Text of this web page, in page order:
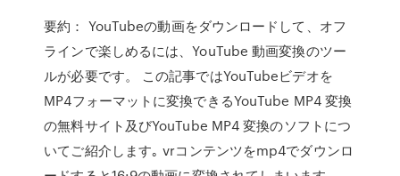
要約： YouTubeの動画をダウンロードして、オフ
ラインで楽しめるには、YouTube 動画変換のツー
ルが必要です。 この記事ではYouTubeビデオを
MP4フォーマットに変換できるYouTube MP4 変換
の無料サイト及びYouTube MP4 変換のソフトにつ
いてご紹介します｡ vrコンテンツをmp4でダウンロ